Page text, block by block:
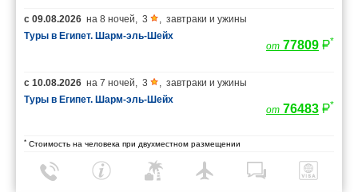
с 09.08.2026 на 8 ночей, 3 , завтраки и ужины
Туры в Египет. Шарм-эль-Шейх
от 77809 *
с 10.08.2026 на 7 ночей, 3 , завтраки и ужины
Туры в Египет. Шарм-эль-Шейх
от 76483 *
* Стоимость на человека при двухместном размещении